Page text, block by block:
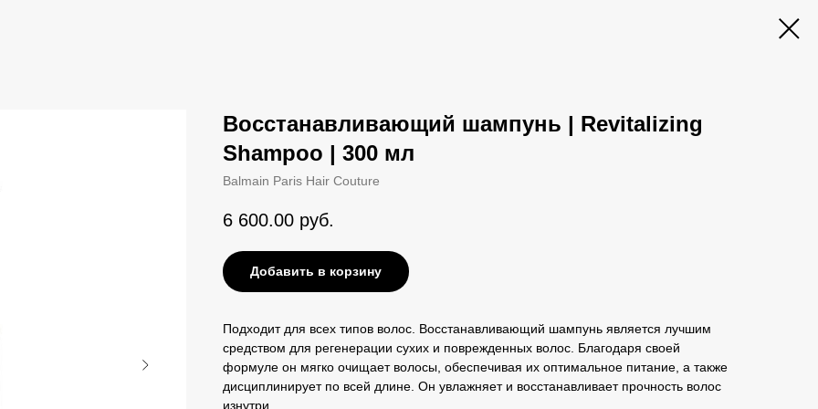
Восстанавливающий шампунь | Revitalizing
Shampoo | 300 мл
Balmain Paris Hair Couture
6 600.00 руб.
Добавить в корзину
Подходит для всех типов волос. Восстанавливающий шампунь является лучшим
средством для регенерации сухих и поврежденных волос. Благодаря своей
формуле он мягко очищает волосы, обеспечивая их оптимальное питание, а также
дисциплинирует по всей длине. Он увлажняет и восстанавливает прочность волос
изнутри.